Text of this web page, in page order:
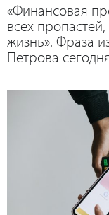
«Финансовая
всех
жизнь». Фраза
Петрова